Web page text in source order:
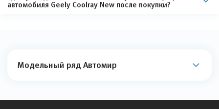
автомобиля Geely Coolray New после покупки?
Модельный ряд Автомир